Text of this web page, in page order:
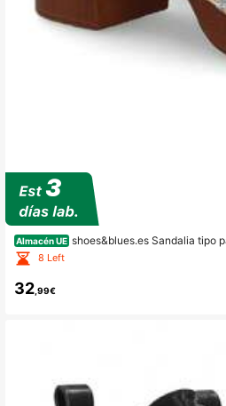
Almacén UE shoes&blues.es Sandalia tipo
ada y hebilla, diseño de tachuelas
8 Left
32,99€